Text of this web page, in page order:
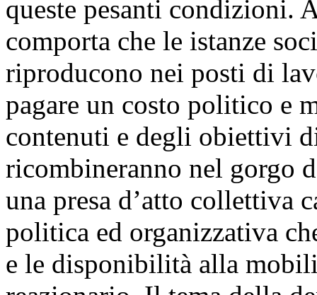
queste pesanti condizioni.
comporta che le istanze
riproducono nei posti di
pagare un costo politico e
contenuti e degli obiettivi
ricombineranno nel gorgo
una presa d’atto collettiva
politica ed organizzativa
e le disponibilità alla